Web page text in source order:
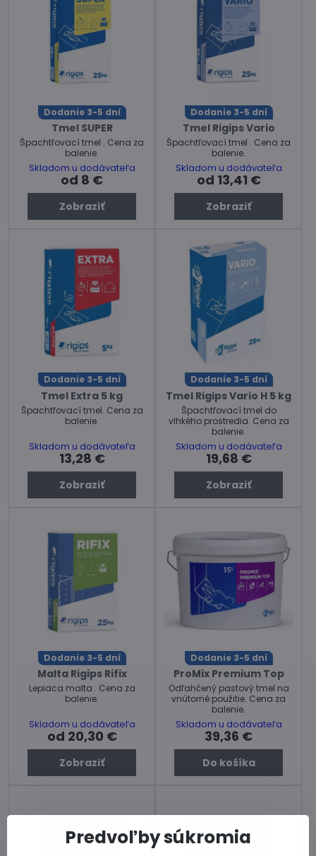
Dodanie 3-5 dní
Tmel SUPER
Špachtľovací tmel . Cena za
balenie.
Skladom u dodávateľa
od 8 €
Zobraziť
Dodanie 3-5 dní
Tmel Rigips Vario
Špachtľovací tmel . Cena za
balenie.
Skladom u dodávateľa
od 13,41 €
Zobraziť
Dodanie 3-5 dní
Tmel Extra 5 kg
Špachtľovací tmel. Cena za
balenie.
Skladom u dodávateľa
13,28 €
Zobraziť
Dodanie 3-5 dní
Tmel Rigips Vario H 5 kg
Špachtľovací tmel do
vlhkého prostredia. Cena za
balenie.
Skladom u dodávateľa
19,68 €
Zobraziť
Dodanie 3-5 dní
Malta Rigips Rifix
Lepiaca malta . Cena za
balenie.
Skladom u dodávateľa
od 20,30 €
Zobraziť
Dodanie 3-5 dní
ProMix Premium Top
Odľahčený pastový tmel na
vnútorné použitie. Cena za
balenie.
Skladom u dodávateľa
39,36 €
Do košíka
Predvoľby súkromia